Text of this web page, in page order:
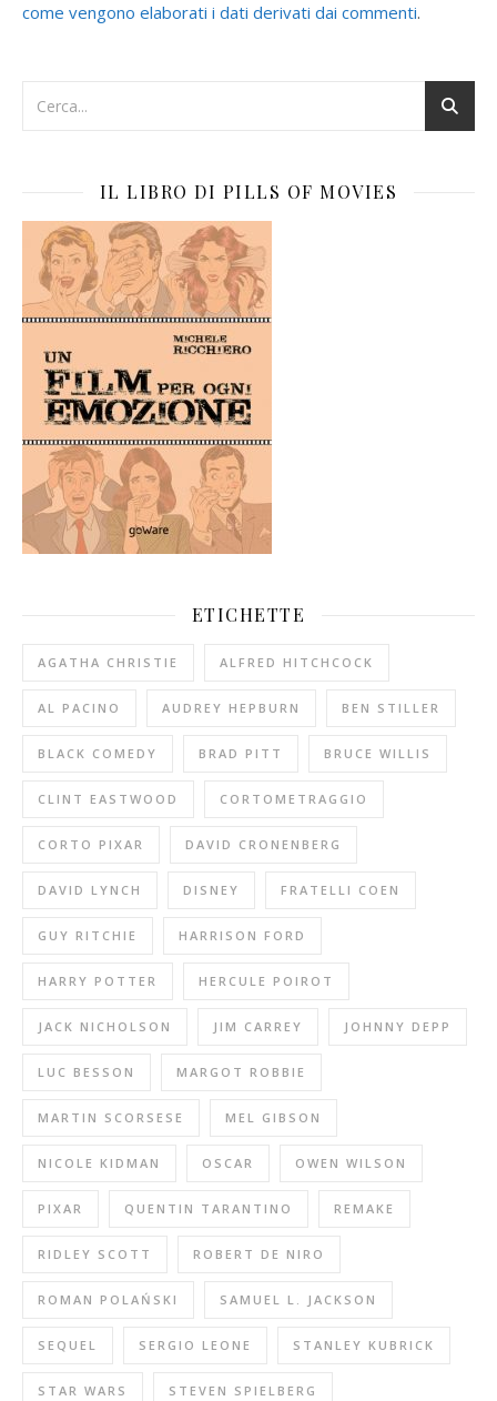
come vengono elaborati i dati derivati dai commenti.
IL LIBRO DI PILLS OF MOVIES
ETICHETTE
AGATHA CHRISTIE ALFRED HITCHCOCK
AL PACINO AUDREY HEPBURN BEN STILLER
BLACK COMEDY BRAD PITT BRUCE WILLIS
CLINT EASTWOOD CORTOMETRAGGIO
CORTO PIXAR DAVID CRONENBERG
DAVID LYNCH DISNEY FRATELLI COEN
GUY RITCHIE HARRISON FORD
HARRY POTTER HERCULE POIROT
JACK NICHOLSON JIM CARREY JOHNNY DEPP
LUC BESSON MARGOT ROBBIE
MARTIN SCORSESE MEL GIBSON
NICOLE KIDMAN OSCAR OWEN WILSON
PIXAR QUENTIN TARANTINO REMAKE
RIDLEY SCOTT ROBERT DE NIRO
ROMAN POLAŃSKI SAMUEL L. JACKSON
SEQUEL SERGIO LEONE STANLEY KUBRICK
STAR WARS STEVEN SPIELBERG